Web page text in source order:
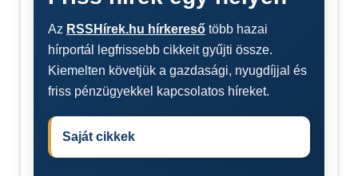
Az RSSHírek.hu hírkereső több hazai
hírportál legfrissebb cikkeit gyűjti össze.
Kiemelten követjük a gazdasági, nyugdíjjal és
friss pénzügyekkel kapcsolatos híreket.
Saját cikkek